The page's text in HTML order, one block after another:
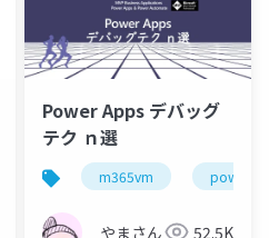
Power Apps デバッグ
テク ｎ選
m365vm power
やまさん 52.5K